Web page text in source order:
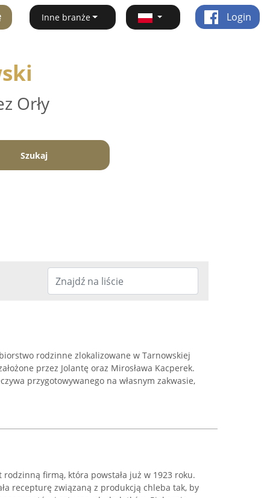
Inne branże Login
Orły
Szukaj
rodzinne zlokalizowane w Tarnowskiej
przez Jolantę oraz Mirosława Kacperek.
przygotowywanego na własnym zakwasie,
rodzinną firmą, która powstała już w 1923 roku.
recepturę związaną z produkcją chleba tak, by